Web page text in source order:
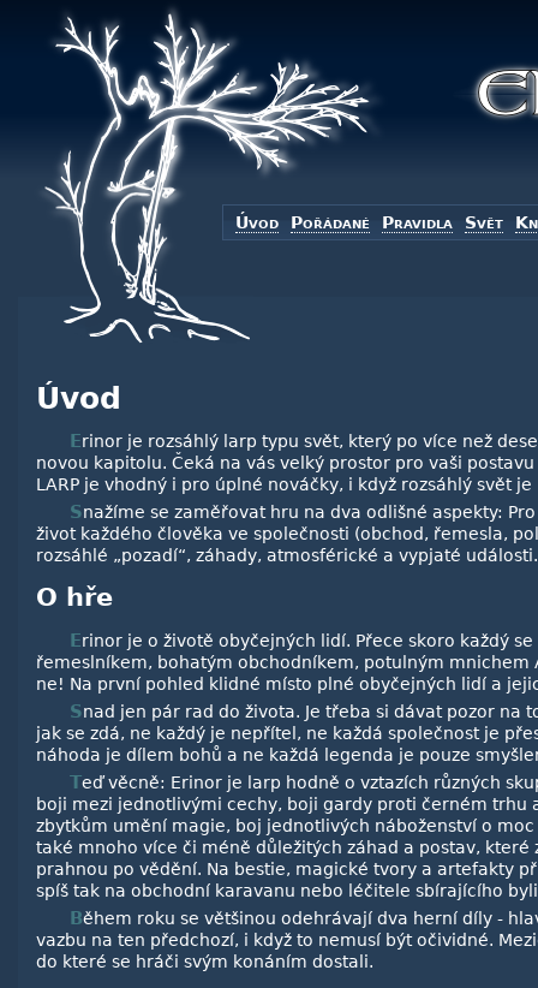
Úvod Pořádané Pravidla Svět
Úvod
Erinor je rozsáhlý larp typu svět, který po více než deseti dílech a pěti letech otvírá
novou kapitolu. Čeká na vás velký prostor pro vaši
LARP je vhodný i pro úplné nováčky, i když rozsáhlý svět
Snažíme se zaměřovat hru na dva odlišné aspekty: Pro zájemce je připravený poklidný
život každého člověka ve společnosti (obchod, řemesla,
rozsáhlé „pozadí“, záhady, atmosférické a vypjaté události.
O hře
Erinor je o životě obyčejných lidí. Přece skoro každý se chce stát dobrým a vyhlášeným
řemeslníkem, bohatým obchodníkem, potulným mnichem
ne! Na první pohled klidné místo plné obyčejných lidí a
Snad jen pár rad do života. Je třeba si dávat pozor na to, že ne vše je tak jednoduché
jak se zdá, ne každý je nepřítel, ne každá společnost je
náhoda je dílem bohů a ne každá legenda je pouze
Teď věcně: Erinor je larp hodně o vztazích různých skupin lidí a jejich ambicích. Je o
boji mezi jednotlivými cechy, boji gardy proti černém trhu
zbytkům umění magie, boj jednotlivých náboženství o
také mnoho více či méně důležitých záhad a postav, které
prahnou po vědění. Na bestie, magické tvory a artefakty
spíš tak na obchodní karavanu nebo léčitele sbírajícího
Během roku se většinou odehrávají dva herní díly - hlavní (Svět) a mezidíl. Každý má
vazbu na ten předchozí, i když to nemusí být očividné.
do které se hráči svým konáním dostali.